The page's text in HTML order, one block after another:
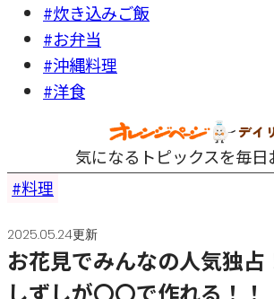
#炊き込みご飯
#お弁当
#沖縄料理
#洋食
気になるトピックスを毎
料理
2025.05.24更新
お花見でみんなの人気独占
しずしが〇〇で作れる！！